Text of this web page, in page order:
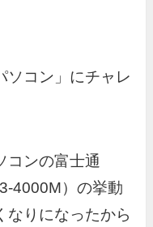
ソコン」にチャレ
コンの富士通
4000M）の挙動
なりになったから